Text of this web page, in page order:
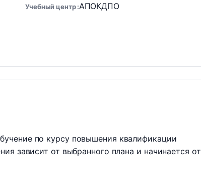
Учебный центр АПОКДПО
по курсу повышения квалификации
зависит от выбранного плана и начинается от